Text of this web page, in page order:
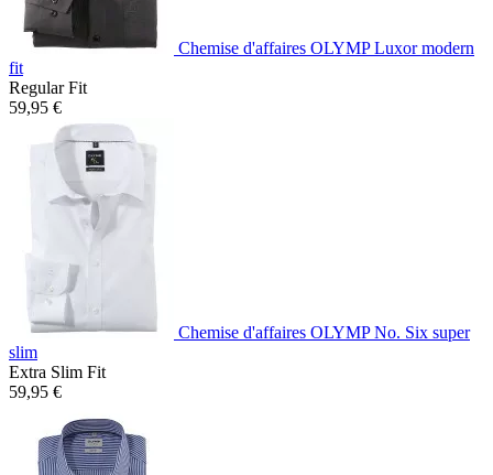
Chemise d'affaires OLYMP Luxor modern
fit
Regular Fit
59,95 €
Chemise d'affaires OLYMP No. Six super
slim
Extra Slim Fit
59,95 €